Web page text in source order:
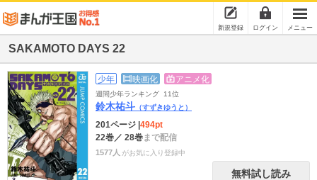
新規登録 ログイン メニュー
SAKAMOTO DAYS 22
少年 映画化 アニメ化
週間少年ランキング 11位
鈴木祐斗 （すずきゆうと）
201ページ 494pt
22巻／ 28巻まで配信
1577人 がお気に入り登録中
無料試し読み